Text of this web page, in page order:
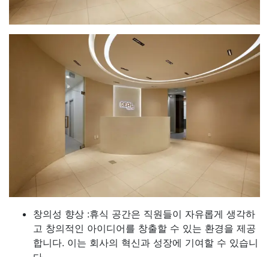
창의성 향상 :휴식 공간은 직원들이 자유롭게 생각하
고 창의적인 아이디어를 창출할 수 있는 환경을 제공
합니다. 이는 회사의 혁신과 성장에 기여할 수 있습니